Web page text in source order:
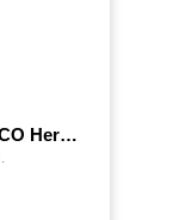
Exploring UNESCO Heritage - Museo del Prado